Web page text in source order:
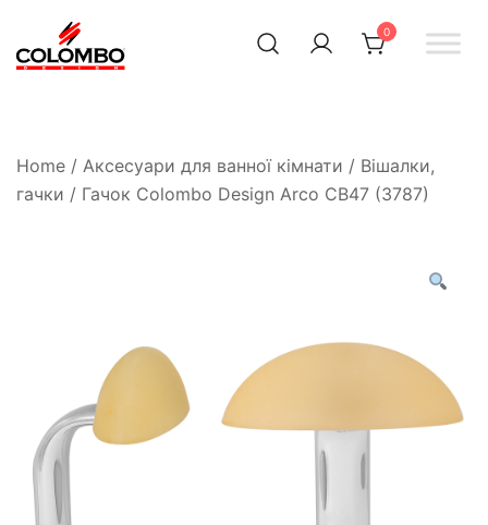
0
Home / Аксесуари для ванної кімнати / Вішалки,
гачки / Гачок Colombo Design Arco CB47 (3787)